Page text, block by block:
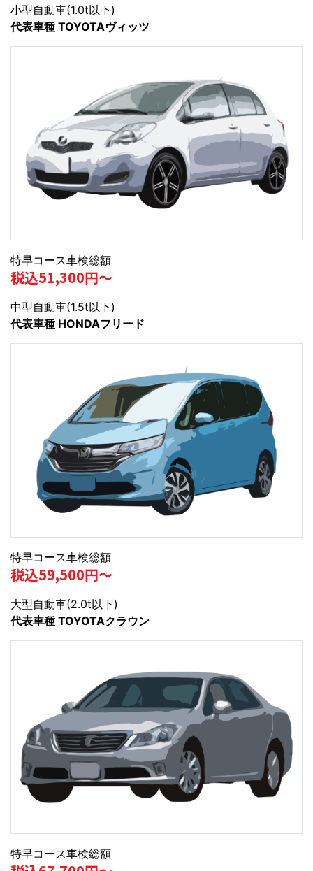
小型自動車(1.0t以下)
代表車種 TOYOTAヴィッツ
特早コース車検総額
税込51,300円～
中型自動車(1.5t以下)
代表車種 HONDAフリード
特早コース車検総額
税込59,500円～
大型自動車(2.0t以下)
代表車種 TOYOTAクラウン
特早コース車検総額